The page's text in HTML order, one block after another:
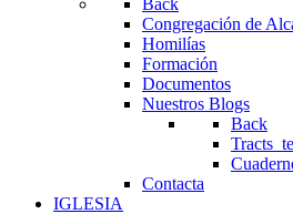
Back
Congregación de
Homilías
Formación
Documentos
Nuestros Blogs
Back
Contacta
IGLESIA